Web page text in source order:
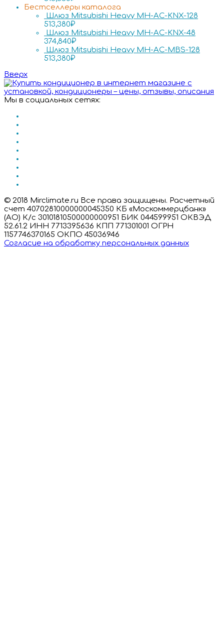
Бестселлеры каталога
Шлюз Mitsubishi Heavy MH-AC-KNX-128
513,380₽
Шлюз Mitsubishi Heavy MH-AC-KNX-48
374,840₽
Шлюз Mitsubishi Heavy MH-AC-MBS-128
513,380₽
Вверх
Мы в социальных сетях:
© 2018 Mirclimate.ru Все права защищены. Расчетный
счет 40702810000000045350 КБ «Москоммерцбанк»
(АО) К/с 30101810500000000951 БИК 044599951 ОКВЭД
52.61.2 ИНН 7713395636 КПП 771301001 ОГРН
1157746370165 ОКПО 45036946
Согласие на обработку персональных данных